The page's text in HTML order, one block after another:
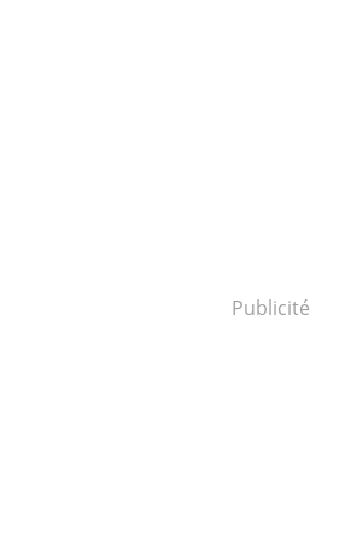
Publicité